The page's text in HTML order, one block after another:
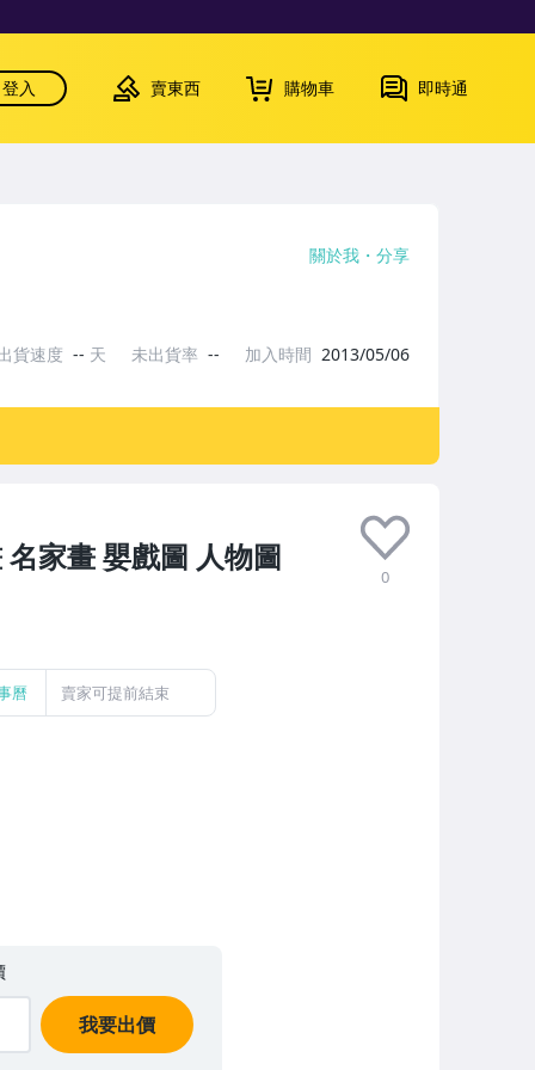
登入 賣東西 購物車 即時通
家畫 嬰戲圖 人物圖
0
曆 賣家可提前結束
我要出價
關於我 分享
貨速度 -- 天 未出貨率 -- 加入時間 2013/05/06